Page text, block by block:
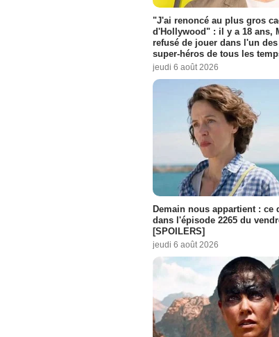
"J'ai renoncé au plus gros
d'Hollywood" : il y a 18 ans,
refusé de jouer dans l'un
super-héros de tous les
jeudi 6 août 2026
Demain nous appartient : ce
dans l'épisode 2265 du
[SPOILERS]
jeudi 6 août 2026